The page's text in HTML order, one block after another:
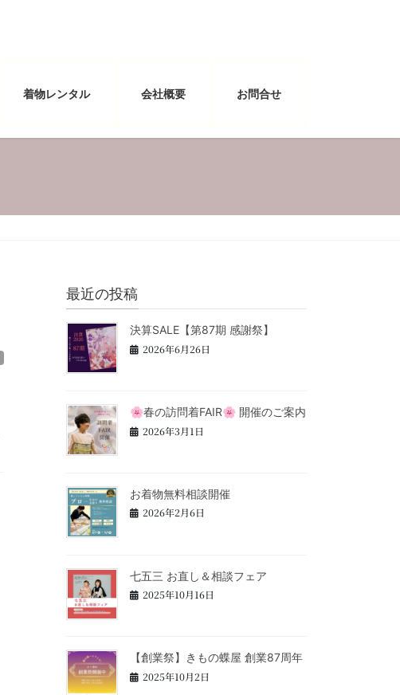
着物レンタル 会社概要 お問合せ
最近の投稿
決算SALE【第87期 感謝祭】
2026年6月26日
🌸春の訪問着FAIR🌸 開催のご案内
2026年3月1日
お着物無料相談開催
2026年2月6日
七五三 お直し＆相談フェア
2025年10月16日
【創業祭】きもの蝶屋 創業87周年
2025年10月2日